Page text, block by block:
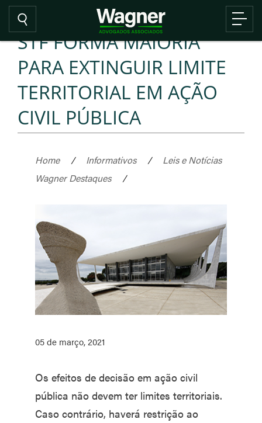
STF FORMA MAIORIA
PARA EXTINGUIR LIMITE
TERRITORIAL EM AÇÃO
CIVIL PÚBLICA
Home / Informativos /
Leis e Notícias
Wagner Destaques
/
05 de março, 2021
Os efeitos de decisão em ação civil
pública não devem ter limites territoriais.
Caso contrário, haverá restrição ao